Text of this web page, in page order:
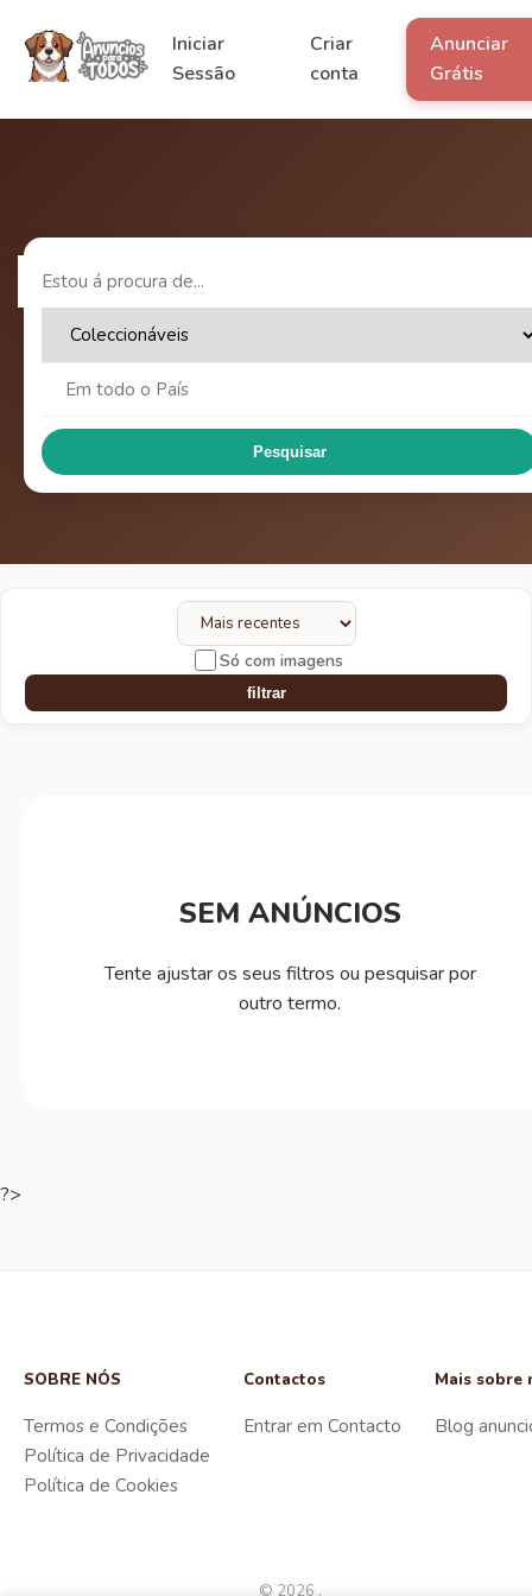
Iniciar
Sessão
Criar
conta
Anunciar
Grátis
Pesquisar
Só com imagens
filtrar
SEM ANÚNCIOS
Tente ajustar os seus filtros ou pesquisar por
outro termo.
?>
SOBRE NÓS
Termos e Condições
Política de Privacidade
Política de Cookies
Contactos
Entrar em Contacto
Mais sobre
Blog
© 2026 .